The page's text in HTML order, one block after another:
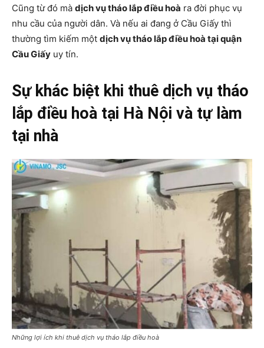
Cũng từ đó mà dịch vụ tháo lắp điều hoà ra đời phục vụ
nhu cầu của người dân. Và nếu ai đang ở Cầu Giấy thì
thường tìm kiếm một dịch vụ tháo lắp điều hoà tại quận
Cầu Giấy uy tín.
Sự khác biệt khi thuê dịch vụ tháo
lắp điều hoà tại Hà Nội và tự làm
tại nhà
Những lợi ích khi thuê dịch vụ tháo lắp điều hoà